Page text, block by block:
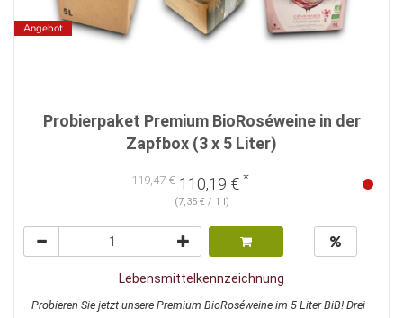
Angebot
Probierpaket Premium BioRoséweine in der
Zapfbox (3 x 5 Liter)
119,47 €110,19 € *
(7,35 € / 1 l)
Lebensmittelkennzeichnung
Probieren Sie jetzt unsere Premium BioRoséweine im 5 Liter BiB! Drei